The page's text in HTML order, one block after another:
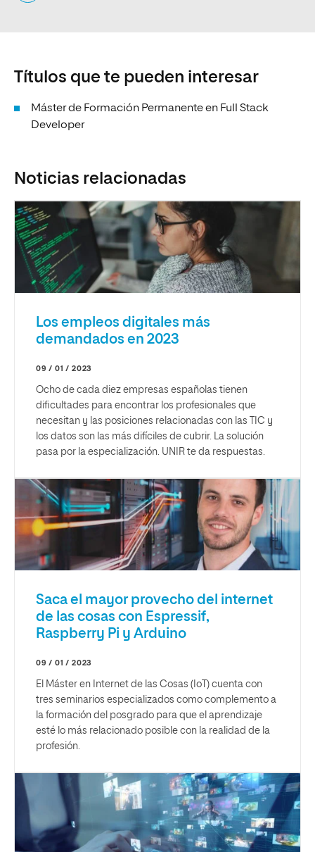
Títulos que te pueden interesar
Máster de Formación Permanente en Full Stack
Developer
Noticias relacionadas
Los empleos digitales más
demandados en 2023
09 / 01 / 2023
Ocho de cada diez empresas españolas tienen
dificultades para encontrar los profesionales que
necesitan y las posiciones relacionadas con las TIC y
los datos son las más difíciles de cubrir. La solución
pasa por la especialización. UNIR te da respuestas.
Saca el mayor provecho del internet
de las cosas con Espressif,
Raspberry Pi y Arduino
09 / 01 / 2023
El Máster en Internet de las Cosas (IoT) cuenta con
tres seminarios especializados como complemento a
la formación del posgrado para que el aprendizaje
esté lo más relacionado posible con la realidad de la
profesión.